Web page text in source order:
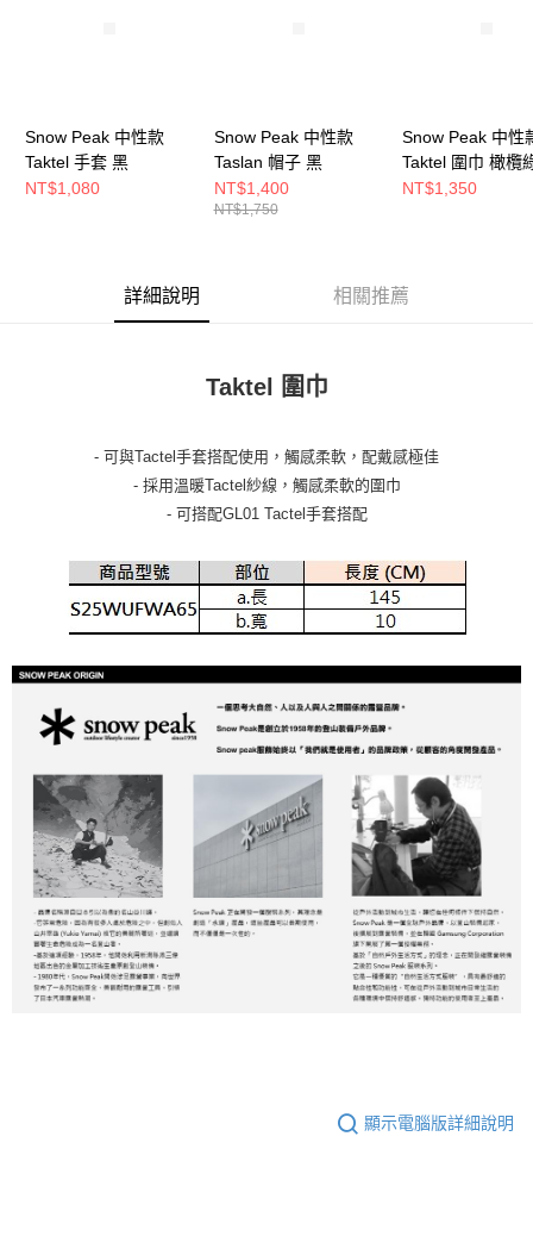
Snow Peak 中性款
Taktel 手套 黑
NT$1,080
Snow Peak 中性款
Taslan 帽子 黑
NT$1,400
NT$1,750
Snow Peak 中性
Taktel 圍巾 橄欖
NT$1,350
詳細說明 相關推薦
Taktel 圍巾
- 可與Tactel手套搭配使用，觸感柔軟，配戴感極佳
- 採用溫暖Tactel紗線，觸感柔軟的圍巾
- 可搭配GL01 Tactel手套搭配
顯示電腦版詳細說明